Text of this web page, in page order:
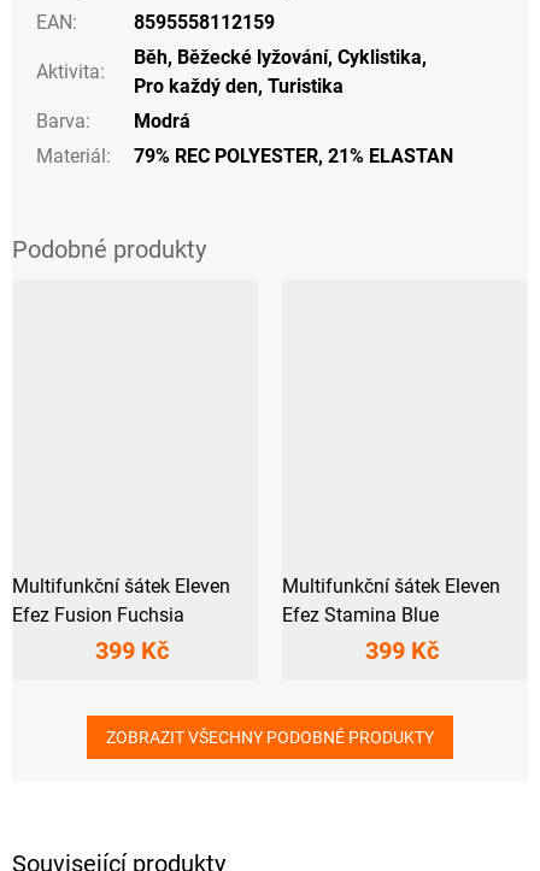
Související produkty
EAN: 8595558112159
Aktivita:
Běh, Běžecké lyžování, Cyklistika,
Pro každý den, Turistika
Barva:
Modrá
Materiál: 79% REC POLYESTER, 21% ELASTAN
Multifunkční šátek Eleven
Efez Fusion Fuchsia
399 Kč
Multifunkční šátek Eleven
Efez Stamina Blue
399 Kč
ZOBRAZIT VŠECHNY PODOBNÉ PRODUKTY